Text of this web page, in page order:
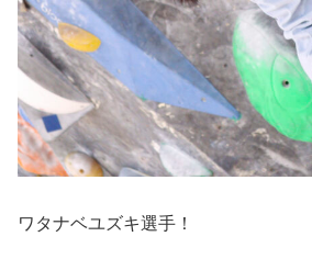
ワタナベユズキ選手！